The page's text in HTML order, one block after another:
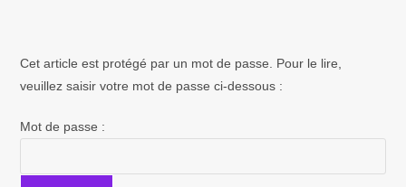
Cet article est protégé par un mot de passe. Pour le lire,
veuillez saisir votre mot de passe ci-dessous :
Mot de passe :